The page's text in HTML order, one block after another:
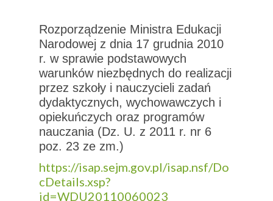
Rozporządzenie Ministra Edukacji
Narodowej z dnia 17 grudnia 2010
r. w sprawie podstawowych
warunków niezbędnych do realizacji
przez szkoły i nauczycieli zadań
dydaktycznych, wychowawczych i
opiekuńczych oraz programów
nauczania (Dz. U. z 2011 r. nr 6
poz. 23 ze zm.)
https://isap.sejm.gov.pl/isap.nsf/Do
cDetails.xsp?
id=WDU20110060023